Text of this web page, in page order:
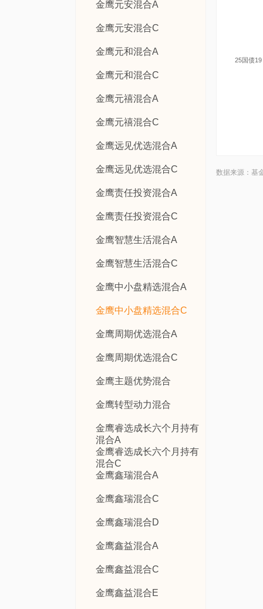
金鹰元安混合A
金鹰元安混合C
金鹰元和混合A
金鹰元和混合C
金鹰元禧混合A
金鹰元禧混合C
金鹰远见优选混合A
金鹰远见优选混合C
金鹰责任投资混合A
金鹰责任投资混合C
金鹰智慧生活混合A
金鹰智慧生活混合C
金鹰中小盘精选混合A
金鹰中小盘精选混合C
金鹰周期优选混合A
金鹰周期优选混合C
金鹰主题优势混合
金鹰转型动力混合
金鹰睿选成长六个月持有
混合A
金鹰睿选成长六个月持有
混合C
金鹰鑫瑞混合A
金鹰鑫瑞混合C
金鹰鑫瑞混合D
金鹰鑫益混合A
金鹰鑫益混合C
金鹰鑫益混合E
25国债19
数据来源：基